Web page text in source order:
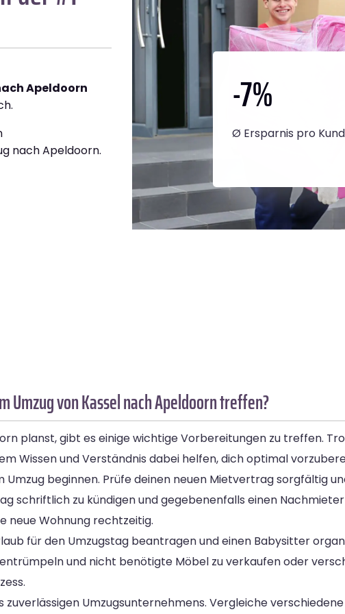
Apeldoorn
nach Apeldoorn.
-7%
Ø Ersparnis pro
Umzug von Kassel nach Apeldoorn treffen?
planst, gibt es einige wichtige Vorbereitungen zu treffen.
Wissen und Verständnis dabei helfen, dich optimal
beginnen. Prüfe deinen neuen Mietvertrag sorgfältig
schriftlich zu kündigen und gegebenenfalls einen
neue Wohnung rechtzeitig.
für den Umzugstag beantragen und einen Babysitter
und nicht benötigte Möbel zu verkaufen oder
Umzugsunternehmens. Vergleiche